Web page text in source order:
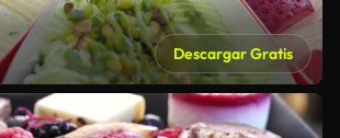
Descargar Gratis